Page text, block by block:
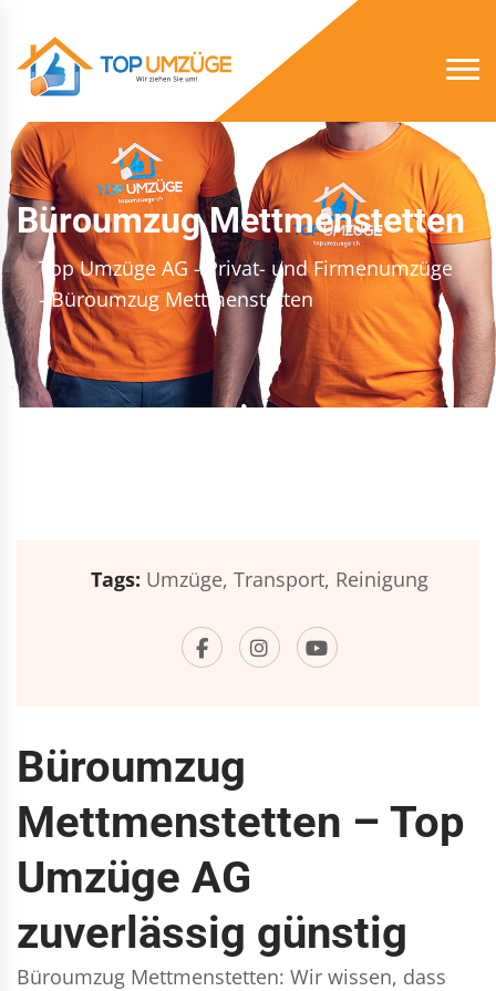
Büroumzug Mettmenstetten
Top Umzüge AG - Privat- und Firmenumzüge
- Büroumzug Mettmenstetten
Tags: Umzüge, Transport, Reinigung
Büroumzug
Mettmenstetten – Top
Umzüge AG
zuverlässig günstig
Büroumzug Mettmenstetten: Wir wissen, dass